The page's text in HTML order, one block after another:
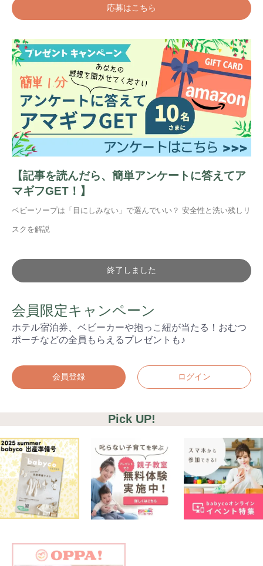
応募はこちら
【記事を読んだら、簡単アンケートに答えてア
マギフGET！】
ベビーソープは「目にしみない」で選んでいい？ 安全性と洗い残しリ
スクを解説
終了しました
会員限定キャンペーン
ホテル宿泊券、ベビーカーや抱っこ紐が当たる！おむつ
ポーチなどの全員もらえるプレゼントも♪
会員登録 ログイン
Pick UP!